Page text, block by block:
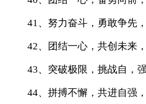
41、努力奋斗，勇敢争先，
42、团结一心，共创未来，
43、突破极限，挑战自，强
44、拼搏不懈，共进自强，